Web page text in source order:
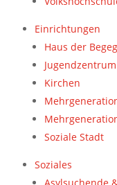
Einrichtungen
Haus der
Jugendzentrum
Kirchen
Soziale Stadt
Soziales